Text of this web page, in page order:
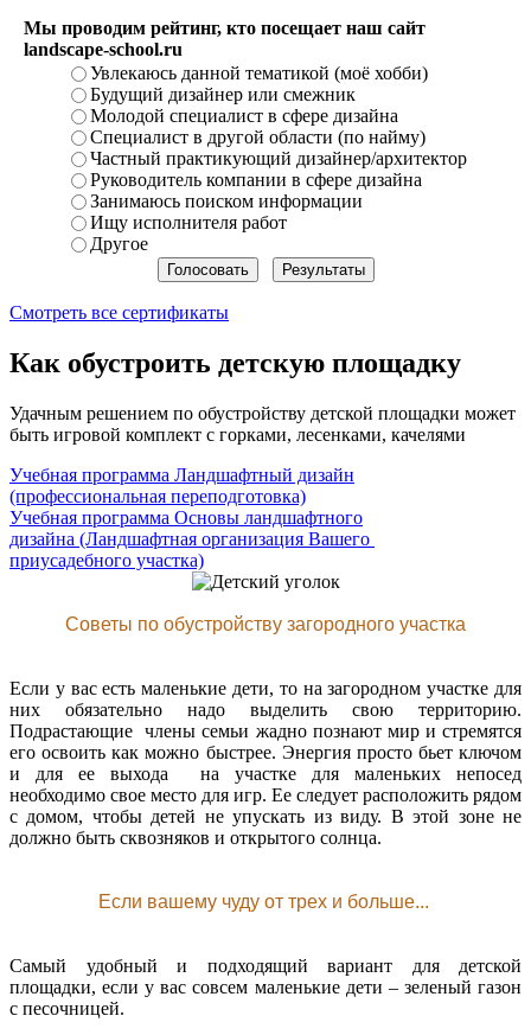
Мы проводим рейтинг, кто посещает наш сайт
landscape-school.ru
Увлекаюсь данной тематикой (моё хобби)
Будущий дизайнер или смежник
Молодой специалист в сфере дизайна
Специалист в другой области (по найму)
Частный практикующий дизайнер/архитектор
Руководитель компании в сфере дизайна
Занимаюсь поиском информации
Ищу исполнителя работ
Другое
Смотреть все сертификаты
Как обустроить детскую площадку
Удачным решением по обустройству детской площадки может
быть игровой комплект с горками, лесенками, качелями
Учебная программа Ландшафтный дизайн
(профессиональная переподготовка)
Учебная программа Основы ландшафтного
дизайна (Ландшафтная организация Вашего
приусадебного участка)
Советы по обустройству загородного участка
Если у вас есть маленькие дети, то на загородном участке для
них обязательно надо выделить свою территорию.
Подрастающие члены семьи жадно познают мир и стремятся
его освоить как можно быстрее. Энергия просто бьет ключом
и для ее выхода на участке для маленьких непосед
необходимо свое место для игр. Ее следует расположить рядом
с домом, чтобы детей не упускать из виду. В этой зоне не
должно быть сквозняков и открытого солнца.
Если вашему чуду от трех и больше...
Самый удобный и подходящий вариант для детской
площадки, если у вас совсем маленькие дети – зеленый газон
с песочницей.